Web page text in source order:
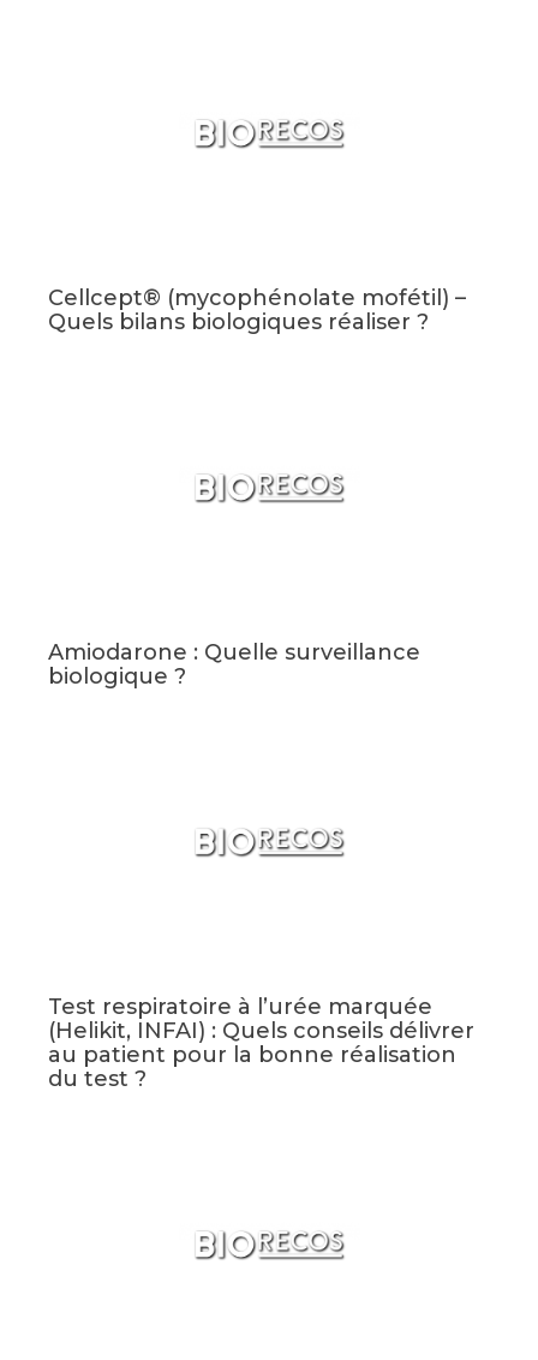
Cellcept® (mycophénolate mofétil) –
Quels bilans biologiques réaliser ?
Amiodarone : Quelle surveillance
biologique ?
Test respiratoire à l’urée marquée
(Helikit, INFAI) : Quels conseils délivrer
au patient pour la bonne réalisation
du test ?